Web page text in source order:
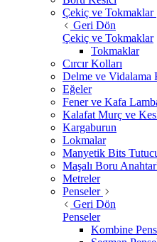
Çekiç ve Tokmaklar
Geri Dön
Çekiç ve Tokmaklar
Tokmaklar
Cırcır Kolları
Delme ve Vidalama
Eğeler
Fener ve Kafa
Kalafat Murç ve
Kargaburun
Lokmalar
Manyetik Bits
Maşalı Boru
Metreler
Penseler
Geri Dön
Penseler
Kombine